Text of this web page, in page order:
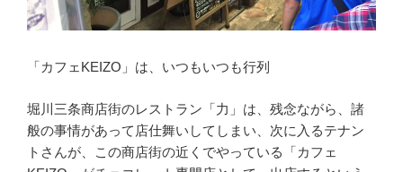
「カフェKEIZO」は、いつもいつも行列
堀川三条商店街のレストラン「力」は、残念ながら、諸
般の事情があって店仕舞いしてしまい、次に入るテナン
トさんが、この商店街の近くでやっている「カフェ